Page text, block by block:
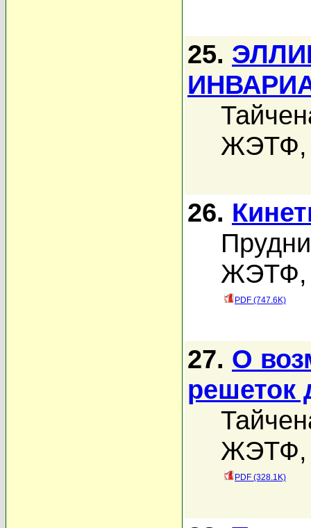
25.
ЖЭТФ,
26.
ЖЭТФ,
PDF (747.6K)
27. О
решеток
ЖЭТФ,
PDF (328.1K)